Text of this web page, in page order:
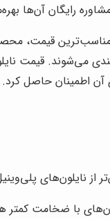
رایگان آن‌ها
قیمت،
می‌شوند. قیمت
آن اطمینان حاصل کرد.
نایلون‌های
با ضخامت کمتر